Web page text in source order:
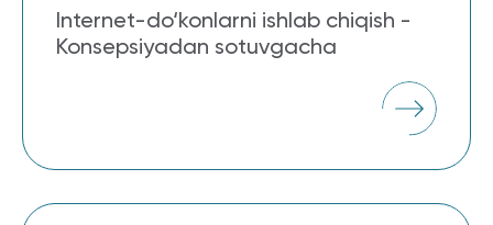
Internet-do‘konlarni ishlab chiqish -
Konsepsiyadan sotuvgacha